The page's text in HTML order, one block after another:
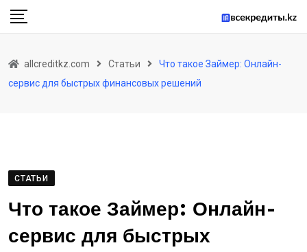
Skip
allcreditkz.com Статьи
Что такое Займер: Онлайн-
сервис для быстрых финансовых решений
СТАТЬИ
Что такое Займер: Онлайн-
сервис для быстрых